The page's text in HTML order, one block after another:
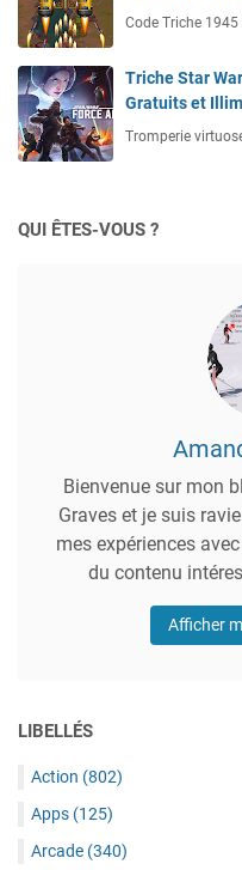
Code Triche
Triche Star
Gratuits et
Tromperie
QUI ÊTES-VOUS ?
Bienvenue sur mon
Graves et je suis
mes expériences
du contenu
Afficher
LIBELLÉS
Action (802)
Apps (125)
Arcade (340)